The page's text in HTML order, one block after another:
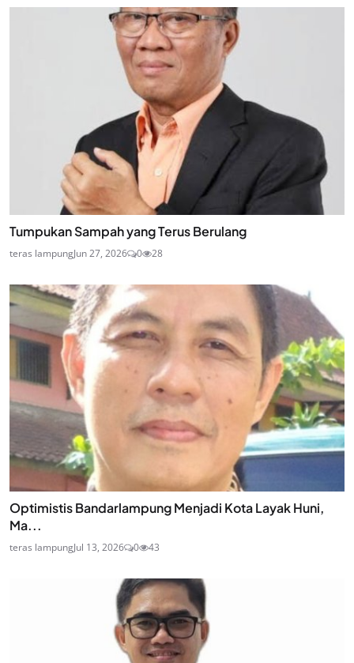
Tumpukan Sampah yang Terus Berulang
teras lampungJun 27, 2026 0 28
Optimistis Bandarlampung Menjadi Kota Layak Huni,
Ma...
teras lampungJul 13, 2026 0 43